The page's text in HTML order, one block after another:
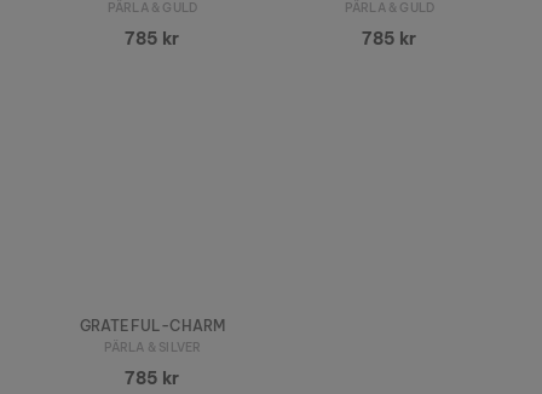
PÄRLA & GULD
785 kr
PÄRLA & GULD
785 kr
GRATEFUL-CHARM
PÄRLA & SILVER
785 kr